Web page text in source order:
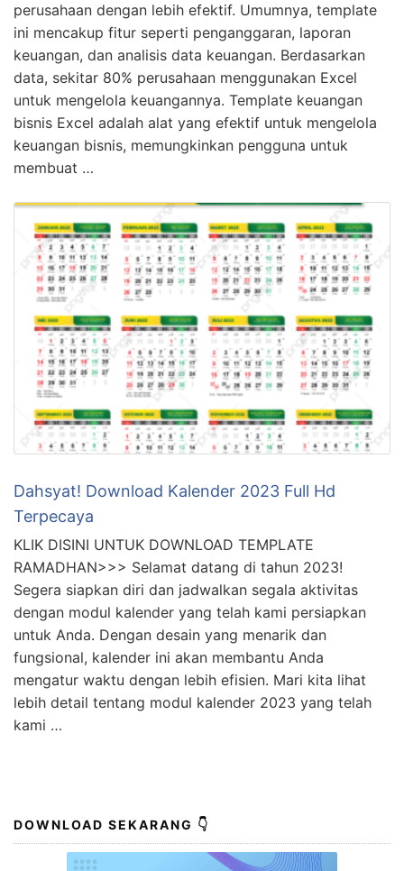
perusahaan dengan lebih efektif. Umumnya, template
ini mencakup fitur seperti penganggaran, laporan
keuangan, dan analisis data keuangan. Berdasarkan
data, sekitar 80% perusahaan menggunakan Excel
untuk mengelola keuangannya. Template keuangan
bisnis Excel adalah alat yang efektif untuk mengelola
keuangan bisnis, memungkinkan pengguna untuk
membuat …
Dahsyat! Download Kalender 2023 Full Hd
Terpecaya
KLIK DISINI UNTUK DOWNLOAD TEMPLATE
RAMADHAN>>> Selamat datang di tahun 2023!
Segera siapkan diri dan jadwalkan segala aktivitas
dengan modul kalender yang telah kami persiapkan
untuk Anda. Dengan desain yang menarik dan
fungsional, kalender ini akan membantu Anda
mengatur waktu dengan lebih efisien. Mari kita lihat
lebih detail tentang modul kalender 2023 yang telah
kami …
DOWNLOAD SEKARANG 👇